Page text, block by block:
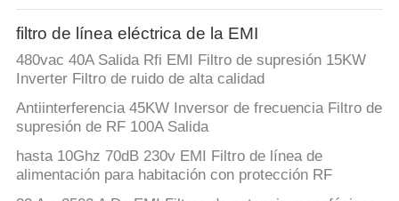
SOBRE
NOSOTROS
VISITA
A
LA
FÁBRICA
filtro
línea
Changzhou
Haozhuo
Electronic
filtro de línea eléctrica de la EMI
480vac 40A Salida Rfi EMI Filtro de supresión 15KW
Inverter Filtro de ruido de alta calidad
Antiinterferencia 45KW Inversor de frecuencia Filtro de
supresión de RF 100A Salida
hasta 10Ghz 70dB 230v EMI Filtro de línea de
alimentación para habitación con protección RF